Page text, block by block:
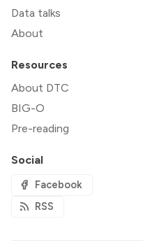
Data talks
About
Resources
About DTC
BIG-O
Pre-reading
Social
Facebook
RSS